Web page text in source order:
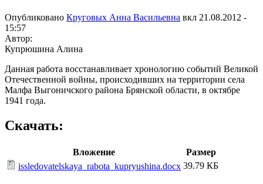
Опубликовано Круговых Анна Васильевна вкл 21.08.2012 -
15:57
Автор:
Купрюшина Алина
Данная работа восстанавливает хронологию событий Великой
Отечественной войны, происходивших на территории села
Малфа Выгоничского района Брянской области, в октябре
1941 года.
Скачать:
Вложение
Размер
issledovatelskaya_rabota_kupryushina.docx 39.79 КБ